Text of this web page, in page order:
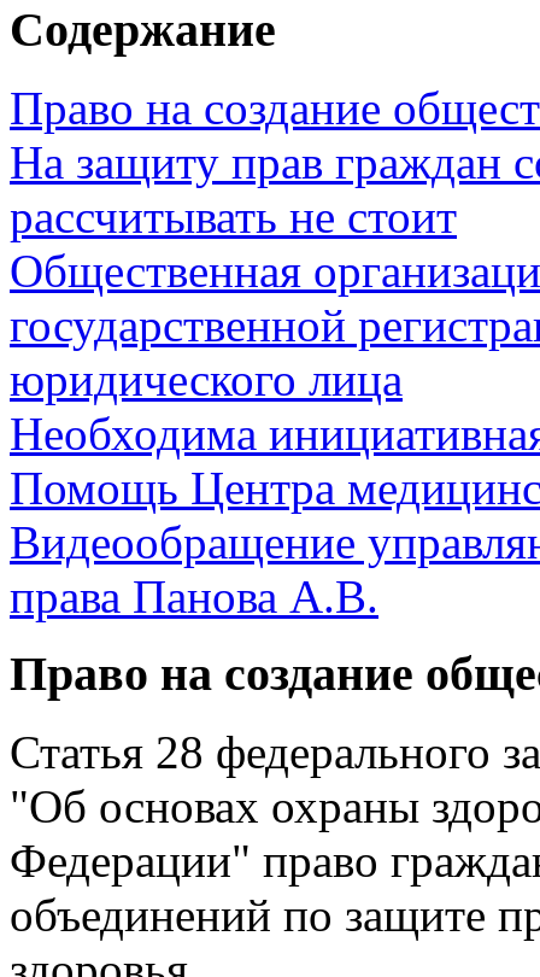
Содержание
Право на создание
На защиту прав граждан
рассчитывать не стоит
Общественная
государственной
юридического лица
Необходима
Помощь Центра
Видеообращение
права Панова А.В.
Право на создание
Статья 28 федерального
"Об основах охраны
Федерации" право
объединений по защите